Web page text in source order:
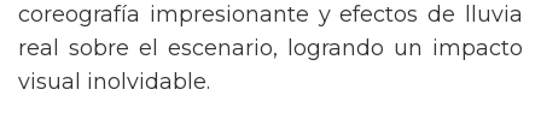
coreografía impresionante y efectos de lluvia
real sobre el escenario, logrando un impacto
visual inolvidable.